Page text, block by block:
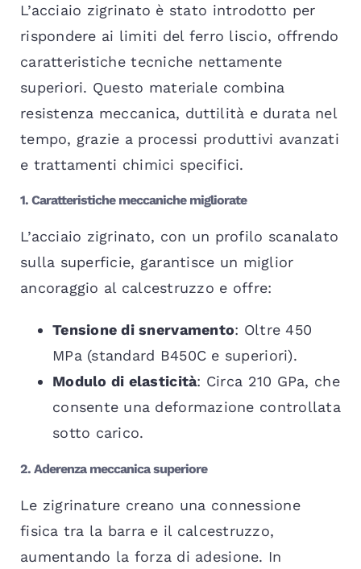
L’acciaio zigrinato è stato introdotto per
rispondere ai limiti del ferro liscio, offrendo
caratteristiche tecniche nettamente
superiori. Questo materiale combina
resistenza meccanica, duttilità e durata nel
tempo, grazie a processi produttivi avanzati
e trattamenti chimici specifici.
1. Caratteristiche meccaniche migliorate
L’acciaio zigrinato, con un profilo scanalato
sulla superficie, garantisce un miglior
ancoraggio al calcestruzzo e offre:
Tensione di snervamento: Oltre 450
MPa (standard B450C e superiori).
Modulo di elasticità: Circa 210 GPa, che
consente una deformazione controllata
sotto carico.
2. Aderenza meccanica superiore
Le zigrinature creano una connessione
fisica tra la barra e il calcestruzzo,
aumentando la forza di adesione. In